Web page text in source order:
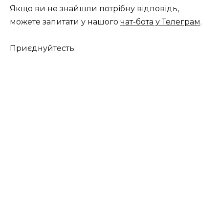
Якщо ви не знайшли потрібну відповідь,
можете запитати у нашого чат-бота у Телеграм.
Приєднуйтесть: